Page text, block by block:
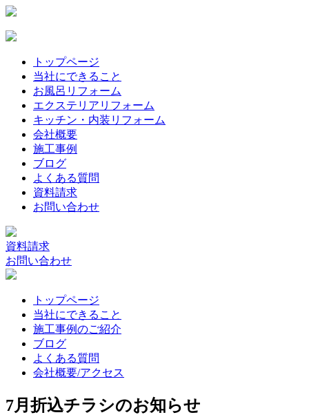
トップページ
当社にできること
お風呂リフォーム
エクステリアリフォーム
キッチン・内装リフォーム
会社概要
施工事例
ブログ
よくある質問
資料請求
お問い合わせ
資料請求
お問い合わせ
トップページ
当社にできること
施工事例のご紹介
ブログ
よくある質問
会社概要/アクセス
7月折込チラシのお知らせ